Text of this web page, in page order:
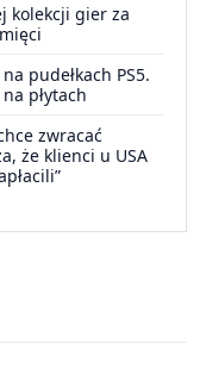
kolekcji gier za
pudełkach PS5.
płytach
zwracać
że klienci u USA